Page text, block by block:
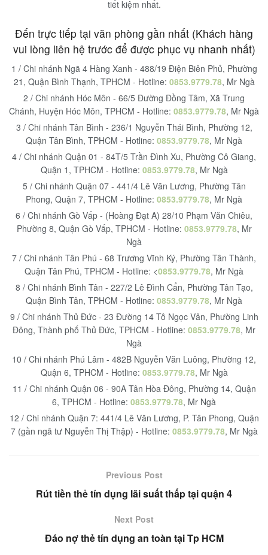
tiết kiệm nhất.
Đến trực tiếp tại văn phòng gần nhất (Khách hàng
vui lòng liên hệ trước để được phục vụ nhanh nhất)
1 / Chi nhánh Ngã 4 Hàng Xanh - 488/19 Điện Biên Phủ, Phường
21, Quận Bình Thạnh, TPHCM - Hotline: 0853.9779.78, Mr Ngà
2 / Chi nhánh Hóc Môn - 66/5 Đường Đồng Tâm, Xã Trung
Chánh, Huyện Hóc Môn, TPHCM - Hotline: 0853.9779.78, Mr Ngà
3 / Chi nhánh Tân Bình - 236/1 Nguyễn Thái Bình, Phường 12,
Quận Tân Bình, TPHCM - Hotline: 0853.9779.78, Mr Ngà
4 / Chi nhánh Quận 01 - 84T/5 Trần Đình Xu, Phường Cô Giang,
Quận 1, TPHCM - Hotline: 0853.9779.78, Mr Ngà
5 / Chi nhánh Quận 07 - 441/4 Lê Văn Lương, Phường Tân
Phong, Quận 7, TPHCM - Hotline: 0853.9779.78, Mr Ngà
6 / Chi nhánh Gò Vấp - (Hoàng Đạt A) 28/10 Phạm Văn Chiêu,
Phường 8, Quận Gò Vấp, TPHCM - Hotline: 0853.9779.78, Mr
Ngà
7 / Chi nhánh Tân Phú - 68 Trương Vĩnh Ký, Phường Tân Thành,
Quận Tân Phú, TPHCM - Hotline: <0853.9779.78, Mr Ngà
8 / Chi nhánh Bình Tân - 227/2 Lê Đình Cẩn, Phường Tân Tạo,
Quận Bình Tân, TPHCM - Hotline: 0853.9779.78, Mr Ngà
9 / Chi nhánh Thủ Đức - 23 Đường 14 Tô Ngọc Vân, Phường Linh
Đông, Thành phố Thủ Đức, TPHCM - Hotline: 0853.9779.78, Mr
Ngà
10 / Chi nhánh Phú Lâm - 482B Nguyễn Văn Luông, Phường 12,
Quận 6, TPHCM - Hotline: 0853.9779.78, Mr Ngà
11 / Chi nhánh Quận 06 - 90A Tân Hòa Đông, Phường 14, Quận
6, TPHCM - Hotline: 0853.9779.78, Mr Ngà
12 / Chi nhánh Quận 7: 441/4 Lê Văn Lương, P. Tân Phong, Quận
7 (gần ngã tư Nguyễn Thị Thập) - Hotline: 0853.9779.78, Mr Ngà
Previous Post
Rút tiền thẻ tín dụng lãi suất thấp tại quận 4
Next Post
Đáo nợ thẻ tín dụng an toàn tại Tp HCM